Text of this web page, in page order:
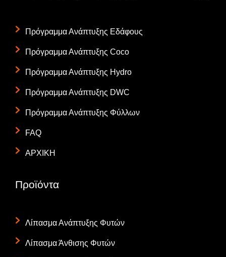
Πρόγραμμα Ανάπτυξης Εδάφους
Πρόγραμμα Ανάπτυξης Coco
Πρόγραμμα Ανάπτυξης Hydro
Πρόγραμμα Ανάπτυξης DWC
Πρόγραμμα Ανάπτυξης Φύλλων
FAQ
ΑΡΧΙΚΗ
Προϊόντα
Λίπασμα Ανάπτυξης Φυτών
Λίπασμα Άνθισης Φυτών